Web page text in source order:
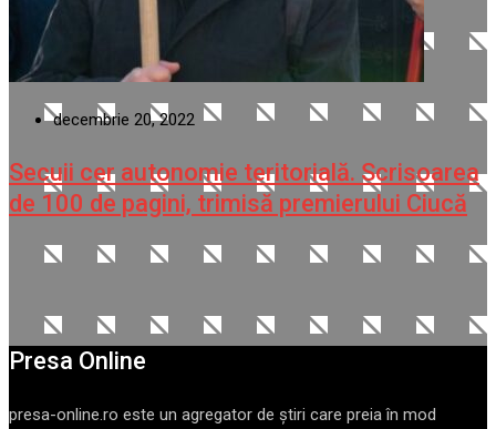
decembrie 20, 2022
Secuii cer autonomie teritorială. Scrisoarea
de 100 de pagini, trimisă premierului Ciucă
Presa Online
presa-online.ro este un agregator de ştiri care preia în mod